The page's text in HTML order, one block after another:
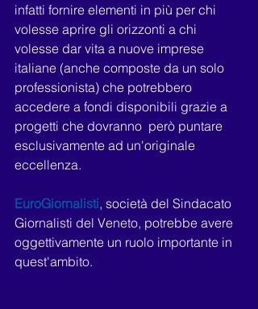
infatti fornire elementi in più per chi
volesse aprire gli orizzonti a chi
volesse dar vita a nuove imprese
italiane (anche composte da un solo
professionista) che potrebbero
accedere a fondi disponibili grazie a
progetti che dovranno  però puntare
esclusivamente ad un'originale
eccellenza.
EuroGiornalisti, società del Sindacato
Giornalisti del Veneto, potrebbe avere
oggettivamente un ruolo importante in
quest'ambito.